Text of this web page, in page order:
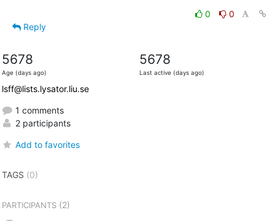
0
0
Reply
5678
Age (days ago)
5678
Last active (days ago)
lsff@lists.lysator.liu.se
1 comments
2 participants
Add to favorites
TAGS (0)
PARTICIPANTS(2)